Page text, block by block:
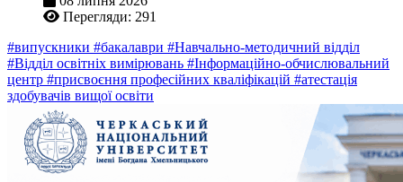
Перегляди: 291
#випускники #бакалаври #Навчально-методичний відділ
#Відділ освітніх вимірювань #Інформаційно-обчислювальний
центр #присвоєння професійних кваліфікацій #атестація
здобувачів вищої освіти